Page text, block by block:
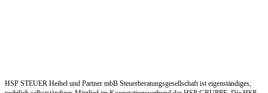
HSP STEUER Heibel und Partner mbB Steuerberatungsgesellschaft ist eigenständiges,